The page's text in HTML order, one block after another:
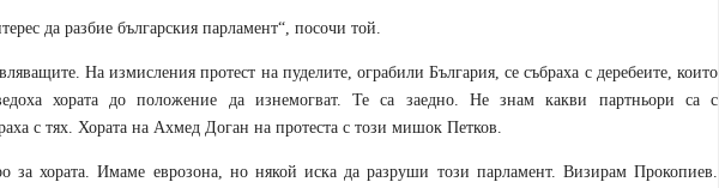
да разбие българския парламент“, посочи той.
На измисления протест на пуделите, ограбили България, се събраха с деребеите, които
хората до положение да изнемогват. Те са заедно. Не знам какви партньори са с
с тях. Хората на Ахмед Доган на протеста с този мишок Петков.
за хората. Имаме еврозона, но някой иска да разруши този парламент. Визирам Прокопиев.